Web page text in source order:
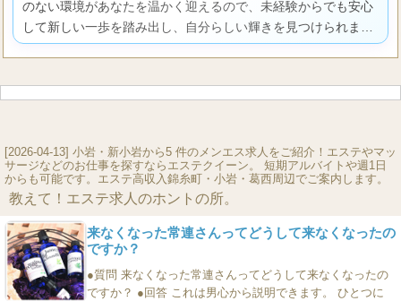
のない環境があなたを温かく迎えるので、未経験からでも安心
して新しい一歩を踏み出し、自分らしい輝きを見つけられます
よ。
[2026-04-13] 小岩・新小岩から5 件のメンエス求人をご紹介！エステやマッ
サージなどのお仕事を探すならエステクイーン。 短期アルバイトや週1日
からも可能です。エステ高収入錦糸町・小岩・葛西周辺でご案内します。
教えて！エステ求人のホントの所。
来なくなった常連さんってどうして来なくなったの
ですか？
●質問 来なくなった常連さんってどうして来なくなったの
ですか？ ●回答 これは男心から説明できます。 ひとつに